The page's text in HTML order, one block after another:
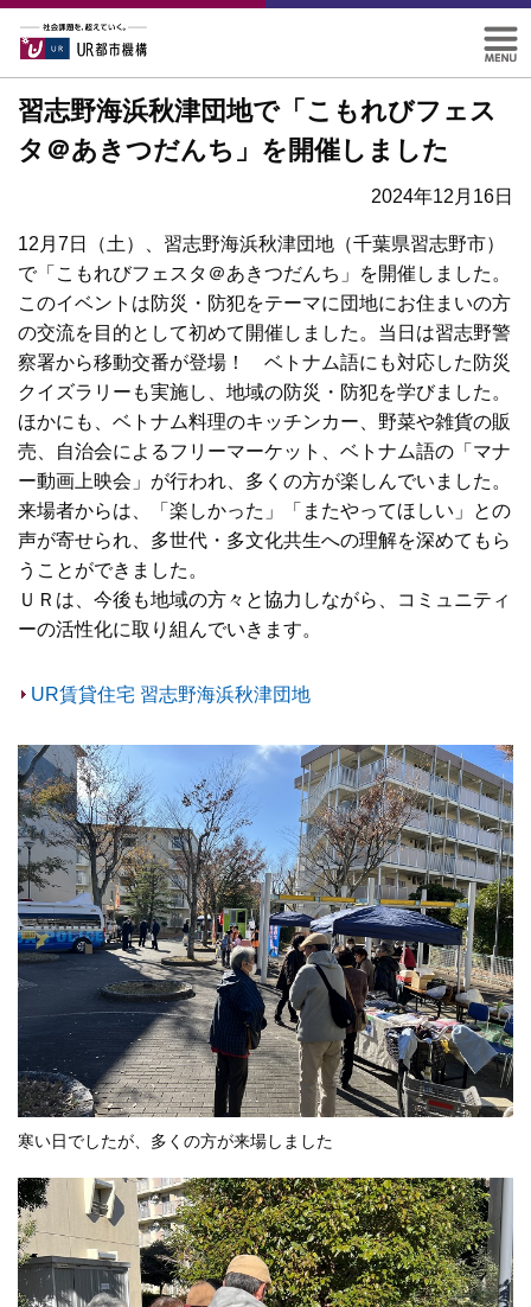
習志野海浜秋津団地で「こもれびフェス
タ＠あきつだんち」を開催しました
2024年12月16日
12月7日（土）、習志野海浜秋津団地（千葉県習志野市）
で「こもれびフェスタ＠あきつだんち」を開催しました。
このイベントは防災・防犯をテーマに団地にお住まいの方
の交流を目的として初めて開催しました。当日は習志野警
察署から移動交番が登場！ ベトナム語にも対応した防災
クイズラリーも実施し、地域の防災・防犯を学びました。
ほかにも、ベトナム料理のキッチンカー、野菜や雑貨の販
売、自治会によるフリーマーケット、ベトナム語の「マナ
ー動画上映会」が行われ、多くの方が楽しんでいました。
来場者からは、「楽しかった」「またやってほしい」との
声が寄せられ、多世代・多文化共生への理解を深めてもら
うことができました。
ＵＲは、今後も地域の方々と協力しながら、コミュニティ
ーの活性化に取り組んでいきます。
UR賃貸住宅 習志野海浜秋津団地
寒い日でしたが、多くの方が来場しました